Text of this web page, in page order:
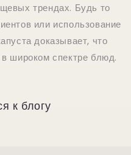
трендах. Будь то
или использование
доказывает, что
широком спектре блюд.
к блогу